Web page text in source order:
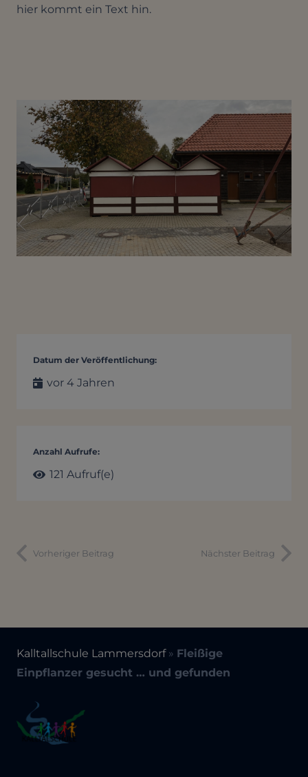
hier kommt ein Text hin.
Datum der Veröffentlichung:
vor 4 Jahren
Anzahl Aufrufe:
121 Aufruf(e)
Vorheriger Beitrag Nächster Beitrag
Kalltallschule Lammersdorf» Fleißige
Einpflanzer gesucht … und gefunden